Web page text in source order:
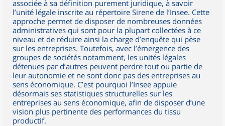
associée à sa définition purement juridique, à savoir
l’unité légale inscrite au répertoire Sirene de l’Insee. Cette
approche permet de disposer de nombreuses données
administratives qui sont pour la plupart collectées à ce
niveau et de réduire ainsi la charge d’enquête qui pèse
sur les entreprises. Toutefois, avec l’émergence des
groupes de sociétés notamment, les unités légales
détenues par d’autres peuvent perdre tout ou partie de
leur autonomie et ne sont donc pas des entreprises au
sens économique. C’est pourquoi l’Insee appuie
désormais ses statistiques structurelles sur les
entreprises au sens économique, afin de disposer d’une
vision plus pertinente des performances du tissu
productif.